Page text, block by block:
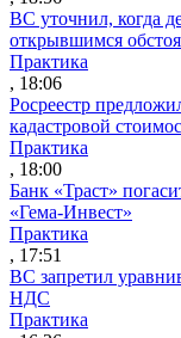
ВС уточнил, когда
открывшимся
Практика
, 18:06
Росреестр
кадастровой
Практика
, 18:00
Банк «Траст»
«Гема-Инвест»
Практика
, 17:51
ВС запретил
НДС
Практика